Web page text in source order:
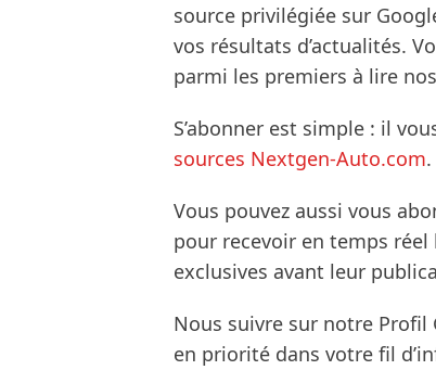
source privilégiée sur
vos résultats d’actualités.
parmi les premiers à lire
S’abonner est simple : il
sources Nextgen-Auto.com.
Vous pouvez aussi vous
pour recevoir en temps
exclusives avant leur
Nous suivre sur notre Profil
en priorité dans votre fil